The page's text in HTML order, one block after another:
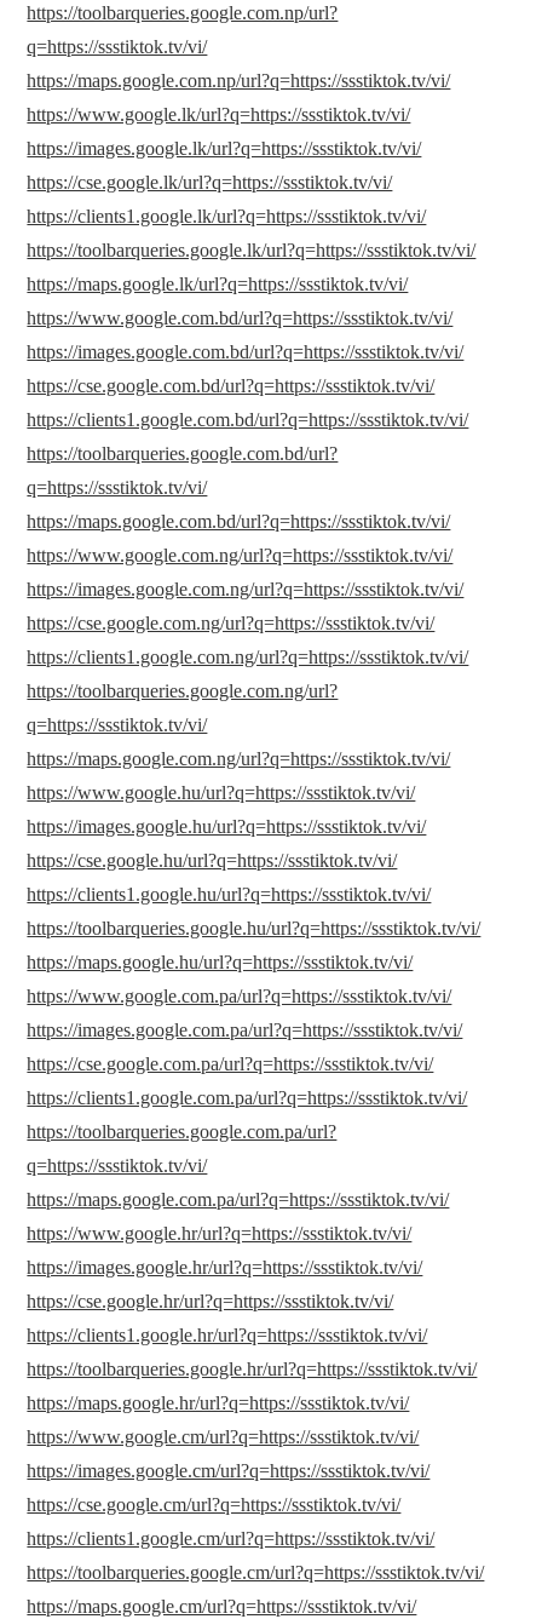
https://toolbarqueries.google.com.np/url?
q=https://ssstiktok.tv/vi/
https://maps.google.com.np/url?q=https://ssstiktok.tv/vi/
https://www.google.lk/url?q=https://ssstiktok.tv/vi/
https://images.google.lk/url?q=https://ssstiktok.tv/vi/
https://cse.google.lk/url?q=https://ssstiktok.tv/vi/
https://clients1.google.lk/url?q=https://ssstiktok.tv/vi/
https://toolbarqueries.google.lk/url?q=https://ssstiktok.tv/vi/
https://maps.google.lk/url?q=https://ssstiktok.tv/vi/
https://www.google.com.bd/url?q=https://ssstiktok.tv/vi/
https://images.google.com.bd/url?q=https://ssstiktok.tv/vi/
https://cse.google.com.bd/url?q=https://ssstiktok.tv/vi/
https://clients1.google.com.bd/url?q=https://ssstiktok.tv/vi/
https://toolbarqueries.google.com.bd/url?
q=https://ssstiktok.tv/vi/
https://maps.google.com.bd/url?q=https://ssstiktok.tv/vi/
https://www.google.com.ng/url?q=https://ssstiktok.tv/vi/
https://images.google.com.ng/url?q=https://ssstiktok.tv/vi/
https://cse.google.com.ng/url?q=https://ssstiktok.tv/vi/
https://clients1.google.com.ng/url?q=https://ssstiktok.tv/vi/
https://toolbarqueries.google.com.ng/url?
q=https://ssstiktok.tv/vi/
https://maps.google.com.ng/url?q=https://ssstiktok.tv/vi/
https://www.google.hu/url?q=https://ssstiktok.tv/vi/
https://images.google.hu/url?q=https://ssstiktok.tv/vi/
https://cse.google.hu/url?q=https://ssstiktok.tv/vi/
https://clients1.google.hu/url?q=https://ssstiktok.tv/vi/
https://toolbarqueries.google.hu/url?q=https://ssstiktok.tv/vi/
https://maps.google.hu/url?q=https://ssstiktok.tv/vi/
https://www.google.com.pa/url?q=https://ssstiktok.tv/vi/
https://images.google.com.pa/url?q=https://ssstiktok.tv/vi/
https://cse.google.com.pa/url?q=https://ssstiktok.tv/vi/
https://clients1.google.com.pa/url?q=https://ssstiktok.tv/vi/
https://toolbarqueries.google.com.pa/url?
q=https://ssstiktok.tv/vi/
https://maps.google.com.pa/url?q=https://ssstiktok.tv/vi/
https://www.google.hr/url?q=https://ssstiktok.tv/vi/
https://images.google.hr/url?q=https://ssstiktok.tv/vi/
https://cse.google.hr/url?q=https://ssstiktok.tv/vi/
https://clients1.google.hr/url?q=https://ssstiktok.tv/vi/
https://toolbarqueries.google.hr/url?q=https://ssstiktok.tv/vi/
https://maps.google.hr/url?q=https://ssstiktok.tv/vi/
https://www.google.cm/url?q=https://ssstiktok.tv/vi/
https://images.google.cm/url?q=https://ssstiktok.tv/vi/
https://cse.google.cm/url?q=https://ssstiktok.tv/vi/
https://clients1.google.cm/url?q=https://ssstiktok.tv/vi/
https://toolbarqueries.google.cm/url?q=https://ssstiktok.tv/vi/
https://maps.google.cm/url?q=https://ssstiktok.tv/vi/